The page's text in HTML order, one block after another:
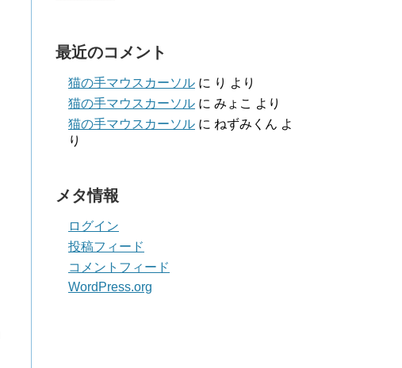
最近のコメント
猫の手マウスカーソル に り より
猫の手マウスカーソル に みょこ より
猫の手マウスカーソル に ねずみくん よ
り
メタ情報
ログイン
投稿フィード
コメントフィード
WordPress.org